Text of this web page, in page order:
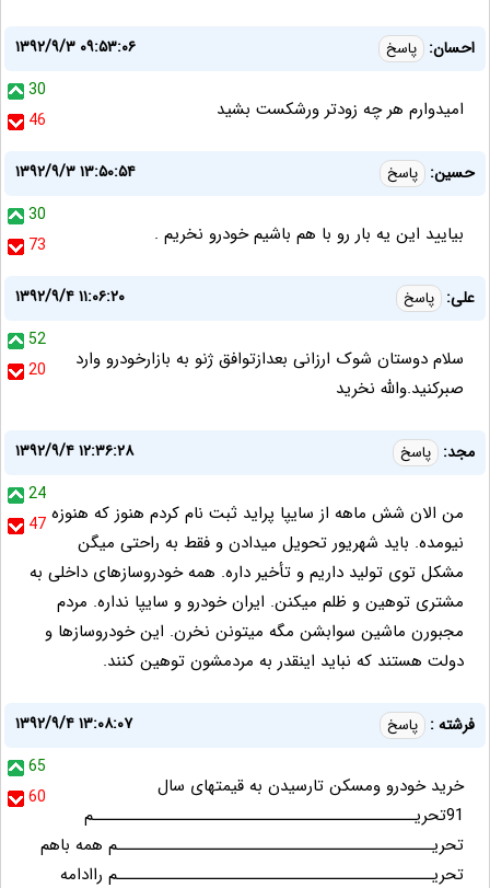
احسان: پاسخ
۱۳۹۲/۹/۳ ۰۹:۵۳:۰۶
30
46
امیدوارم هر چه زودتر ورشکست بشید
حسین: پاسخ
۱۳۹۲/۹/۳ ۱۳:۵۰:۵۴
30
73
بیایید این یه بار رو با هم باشیم خودرو نخریم .
علی: پاسخ
۱۳۹۲/۹/۴ ۱۱:۰۶:۲۰
52
20
سلام دوستان شوک ارزانی بعدازتوافق ژنو به بازارخودرو وارد
صبرکنید.والله نخرید
مجد: پاسخ
۱۳۹۲/۹/۴ ۱۲:۳۶:۲۸
24
47 من الان شش ماهه از سایپا پراید ثبت نام کردم هنوز که هنوزه
نیومده. باید شهریور تحویل میدادن و فقط به راحتی میگن
مشکل توی تولید داریم و تأخیر داره. همه خودروسازهای داخلی به
مشتری توهین و ظلم میکنن. ایران خودرو و سایپا نداره. مردم
مجبورن ماشین سوابشن مگه میتونن نخرن. این خودروسازها و
دولت هستند که نباید اینقدر به مردمشون توهین کنند.
فرشته : پاسخ
۱۳۹۲/۹/۴ ۱۳:۰۸:۰۷
65
60
خرید خودرو ومسکن تارسیدن به قیمتهای سال
91تحریـــــــــــــــــــــــــــــــــــــــــــــــــم
تحریــــــــــــــــــــــــــــــــــــــــــــــــم همه باهم
تحریــــــــــــــــــــــــــــــــــــــــــــــــم راادامه